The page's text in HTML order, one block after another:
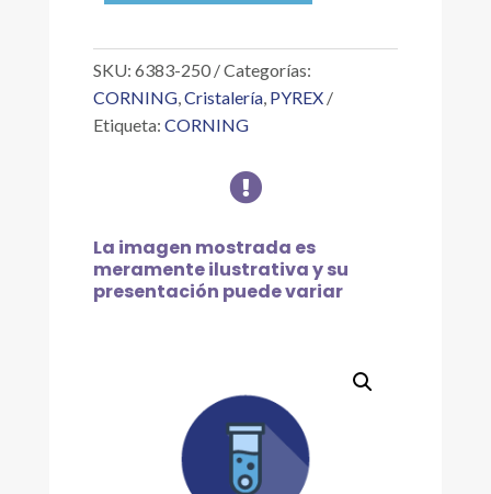
DE
FORMA
GRADUADO
CON
Y
LLAVE
PTFE
SKU: 6383-250
Categorías:
CORNING,Cristalería, PYREX
Etiqueta: CORNING

La imagen mostrada es
meramente ilustrativa y su
presentación puede variar